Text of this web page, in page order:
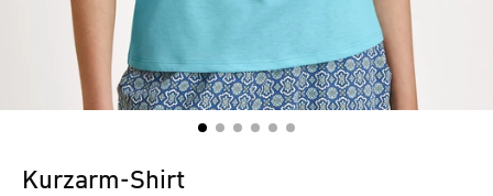
Kurzarm-Shirt